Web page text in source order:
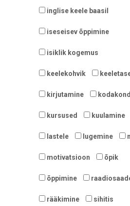
inglise keele baasil
iseseisev õppimine
isiklik kogemus
keelekohvik
kirjutamine
kursused kuulamine
lastele lugemine
motivatsioon õpik
õppimine
rääkimine sihitis